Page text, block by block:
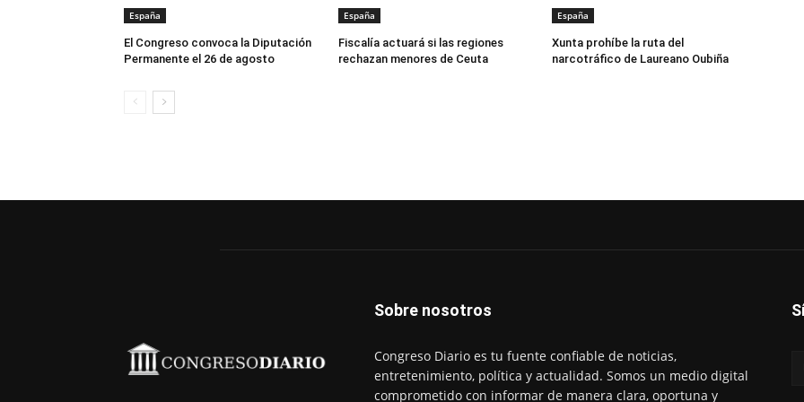
España
El Congreso convoca la Diputación
Permanente el 26 de agosto
España
Fiscalía actuará si las regiones
rechazan menores de Ceuta
España
Xunta prohíbe la ruta del
narcotráfico de Laureano Oubiña
Sobre nosotros
Congreso Diario es tu fuente confiable de noticias,
entretenimiento, política y actualidad. Somos un medio digital
comprometido con informar de manera clara, oportuna y